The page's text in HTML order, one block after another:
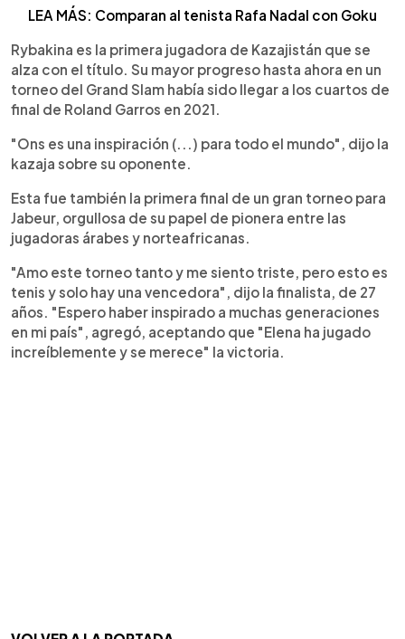
LEA MÁS: Comparan al tenista Rafa Nadal con Goku
Rybakina es la primera jugadora de Kazajistán que se
alza con el título. Su mayor progreso hasta ahora en un
torneo del Grand Slam había sido llegar a los cuartos de
final de Roland Garros en 2021.
"Ons es una inspiración (...) para todo el mundo", dijo la
kazaja sobre su oponente.
Esta fue también la primera final de un gran torneo para
Jabeur, orgullosa de su papel de pionera entre las
jugadoras árabes y norteafricanas.
"Amo este torneo tanto y me siento triste, pero esto es
tenis y solo hay una vencedora", dijo la finalista, de 27
años. "Espero haber inspirado a muchas generaciones
en mi país", agregó, aceptando que "Elena ha jugado
increíblemente y se merece" la victoria.